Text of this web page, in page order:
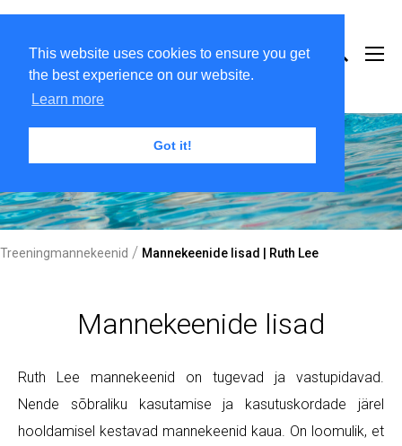
This website uses cookies to ensure you get
the best experience on our website.
Learn more
Got it!
Treeningmannekeenid / Mannekeenide lisad | Ruth Lee
Mannekeenide lisad
Ruth Lee mannekeenid on tugevad ja vastupidavad.
Nende sõbraliku kasutamise ja kasutuskordade järel
hooldamisel kestavad mannekeenid kaua. On loomulik, et